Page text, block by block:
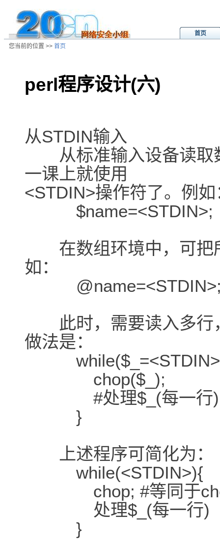
首页
您当前的位置 >> 首页
perl程序设计(六)
从STDIN输入
从标准输入设备读取
一课上就使用
<STDIN>操作符了。例如
$name=<STDIN>;
在数组环境中，可把
如：
此时，需要读入多行
做法是：
chop($_);
#处理$_(每一行)
}
上述程序可简化为：
while(<STDIN>){
chop; #等同于
处理$_(每一行)
}